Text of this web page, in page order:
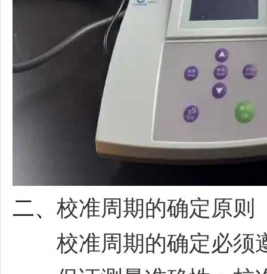
二、 校准周期的确定原则
校准周期的确定必须